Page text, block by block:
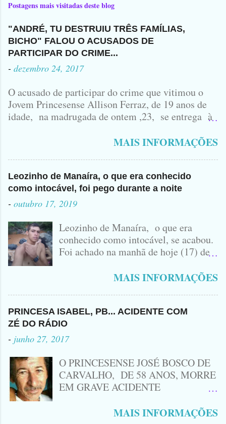
Postagens mais visitadas deste blog
"ANDRÉ, TU DESTRUIU TRÊS FAMÍLIAS,
BICHO" FALOU O ACUSADOS DE
PARTICIPAR DO CRIME...
- dezembro 24, 2017
O acusado de participar do crime que vitimou o
Jovem Princesense Allison Ferraz, de 19 anos de
idade, na madrugada de ontem ,23, se entrega à
vulgo ( CORRÓ ) falou como tudo aconteceu ...
MAIS INFORMAÇÕES
Leozinho de Manaíra, o que era conhecido
como intocável, foi pego durante a noite
- outubro 17, 2019
Leozinho de Manaíra, o que era
conhecido como intocável, se acabou.
Foi achado na manhã de hoje (17) de
no Sertão da Paraíba, o Lendário
atingido com disparo de calibre 12. O
Procurado pela Justiça havia matado
a Namorada dele, Fabrícia Nogueira ,
Peixeira. Ele deu mais de 10 Facadas
na Adolescente.
MAIS INFORMAÇÕES
PRINCESA ISABEL, PB... ACIDENTE COM
ZÉ DO RÁDIO
- junho 27, 2017
O PRINCESENSE JOSÉ BOSCO DE
CARVALHO, DE 58 ANOS, MORRE
EM GRAVE ACIDENTE
CINQUENTINHA SHINERAY E UM
MAIS INFORMAÇÕES